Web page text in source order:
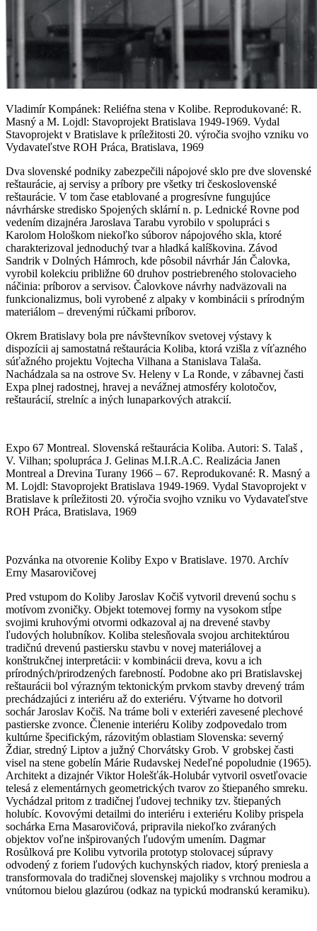
Vladimír Kompánek: Reliéfna stena v Kolibe. Reprodukované: R.
Masný a M. Lojdl: Stavoprojekt Bratislava 1949-1969. Vydal
Stavoprojekt v Bratislave k príležitosti 20. výročia svojho vzniku vo
Vydavateľstve ROH Práca, Bratislava, 1969
Dva slovenské podniky zabezpečili nápojové sklo pre dve slovenské
reštaurácie, aj servisy a príbory pre všetky tri československé
reštaurácie. V tom čase etablované a progresívne fungujúce
návrhárske stredisko Spojených sklární n. p. Lednické Rovne pod
vedením dizajnéra Jaroslava Tarabu vyrobilo v spolupráci s
Karolom Hološkom niekoľko súborov nápojového skla, ktoré
charakterizoval jednoduchý tvar a hladká kalíškovina. Závod
Sandrik v Dolných Hámroch, kde pôsobil návrhár Ján Čalovka,
vyrobil kolekciu približne 60 druhov postriebreného stolovacieho
náčinia: príborov a servisov. Čalovkove návrhy nadväzovali na
funkcionalizmus, boli vyrobené z alpaky v kombinácii s prírodným
materiálom – drevenými rúčkami príborov.
Okrem Bratislavy bola pre návštevníkov svetovej výstavy k
dispozícii aj samostatná reštaurácia Koliba, ktorá vzišla z víťazného
súťažného projektu Vojtecha Vilhana a Stanislava Talaša.
Nachádzala sa na ostrove Sv. Heleny v La Ronde, v zábavnej časti
Expa plnej radostnej, hravej a nevážnej atmosféry kolotočov,
reštaurácií, strelníc a iných lunaparkových atrakcií.
Expo 67 Montreal. Slovenská reštaurácia Koliba. Autori: S. Talaš ,
V. Vilhan; spolupráca J. Gelinas M.I.R.A.C. Realizácia Janen
Montreal a Drevina Turany 1966 – 67. Reprodukované: R. Masný a
M. Lojdl: Stavoprojekt Bratislava 1949-1969. Vydal Stavoprojekt v
Bratislave k príležitosti 20. výročia svojho vzniku vo Vydavateľstve
ROH Práca, Bratislava, 1969
Pozvánka na otvorenie Koliby Expo v Bratislave. 1970. Archív
Erny Masarovičovej
Pred vstupom do Koliby Jaroslav Kočiš vytvoril drevenú sochu s
motívom zvoničky. Objekt totemovej formy na vysokom stĺpe
svojimi kruhovými otvormi odkazoval aj na drevené stavby
ľudových holubníkov. Koliba stelesňovala svojou architektúrou
tradičnú drevenú pastiersku stavbu v novej materiálovej a
konštrukčnej interpretácii: v kombinácii dreva, kovu a ich
prírodných/prirodzených farebností. Podobne ako pri Bratislavskej
reštaurácii bol výrazným tektonickým prvkom stavby drevený trám
prechádzajúci z interiéru až do exteriéru. Výtvarne ho dotvoril
sochár Jaroslav Kočiš. Na tráme boli v exteriéri zavesené plechové
pastierske zvonce. Členenie interiéru Koliby zodpovedalo trom
kultúrne špecifickým, rázovitým oblastiam Slovenska: severný
Ždiar, stredný Liptov a južný Chorvátsky Grob. V grobskej časti
visel na stene gobelín Márie Rudavskej Nedeľné popoludnie (1965).
Architekt a dizajnér Viktor Holešťák-Holubár vytvoril osvetľovacie
telesá z elementárnych geometrických tvarov zo štiepaného smreku.
Vychádzal pritom z tradičnej ľudovej techniky tzv. štiepaných
holubíc. Kovovými detailmi do interiéru i exteriéru Koliby prispela
sochárka Erna Masarovičová, pripravila niekoľko zváraných
objektov voľne inšpirovaných ľudovým umením. Dagmar
Rosůlková pre Kolibu vytvorila prototyp stolovacej súpravy
odvodený z foriem ľudových kuchynských riadov, ktorý preniesla a
transformovala do tradičnej slovenskej majoliky s vrchnou modrou a
vnútornou bielou glazúrou (odkaz na typickú modranskú keramiku).